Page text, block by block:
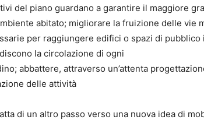
del piano guardano a garantire il maggiore
abitato; migliorare la fruizione delle vie
per raggiungere edifici o spazi di
la circolazione di ogni
abbattere, attraverso un’attenta
delle attività
di un altro passo verso una nuova idea di